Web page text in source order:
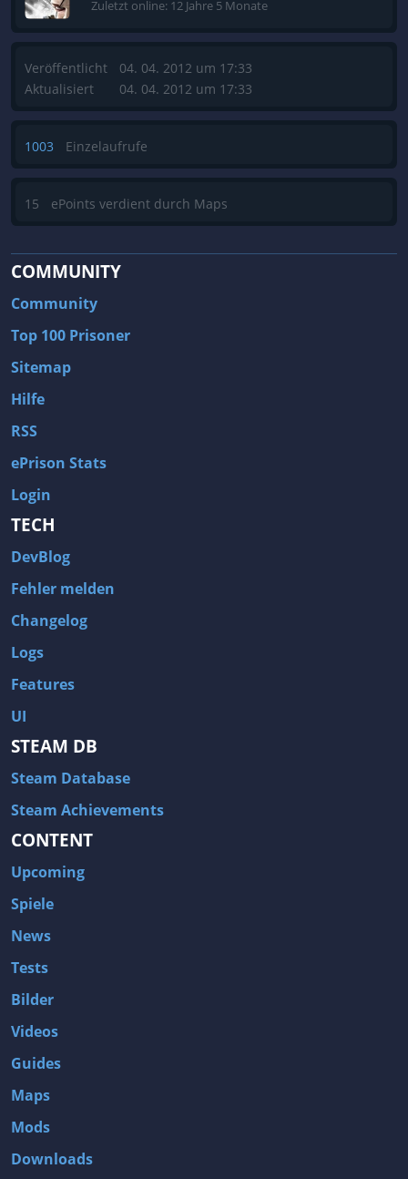
Zuletzt online: 12 Jahre 5 Monate
Veröffentlicht
Aktualisiert
04. 04. 2012 um 17:33
04. 04. 2012 um 17:33
1003 Einzelaufrufe
15 ePoints verdient durch Maps
COMMUNITY
Community
Top 100 Prisoner
Sitemap
Hilfe
RSS
ePrison Stats
Login
TECH
DevBlog
Fehler melden
Changelog
Logs
Features
UI
STEAM DB
Steam Database
Steam Achievements
CONTENT
Upcoming
Spiele
News
Tests
Bilder
Videos
Guides
Maps
Mods
Downloads